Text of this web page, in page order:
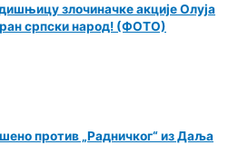
злочиначке акције Олуја
српски народ! (ФОТО)
против „Радничког“ из Даља